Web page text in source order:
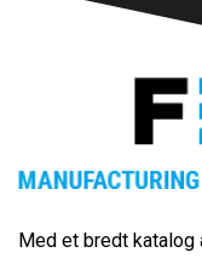
Med et bredt